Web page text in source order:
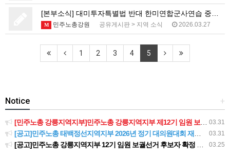
M 민주노총강원 공유게시판 > 지역 소식 2026.03.27
1 2 3 4 5
+
Notice
03.31
[민주노총 강릉지역지부]민주노총 강릉지역지부 제12기 임원 보궐선거결과 공고
03.31
[공고]민주노총 태백정선지역지부 2026년 정기 대의원대회 재소집 건
03.25
[공고]민주노총 강릉지역지부 12기 임원 보궐선거 후보자 확정 공고